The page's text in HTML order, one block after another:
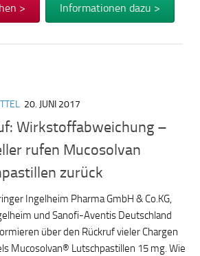
> Informationen dazu >
20. JUNI 2017
Wirkstoffabweichung –
rufen Mucosolvan
zurück
Ingelheim Pharma GmbH & Co.KG,
und Sanofi-Aventis Deutschland
über den Rückruf vieler Chargen
Mucosolvan® Lutschpastillen 15 mg. Wie